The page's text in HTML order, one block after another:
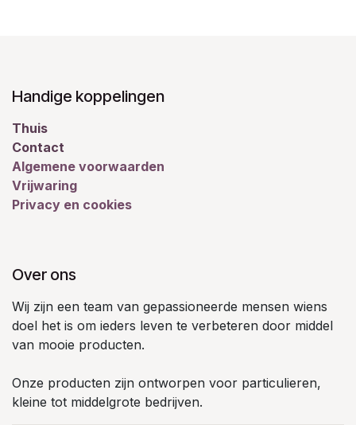
Handige koppelingen
Thuis
Contact
Algemene voorwaarden
Vrijwaring
Privacy en cookies
Over ons
Wij zijn een team van gepassioneerde mensen wiens
doel het is om ieders leven te verbeteren door middel
van mooie producten.
Onze producten zijn ontworpen voor particulieren,
kleine tot middelgrote bedrijven.